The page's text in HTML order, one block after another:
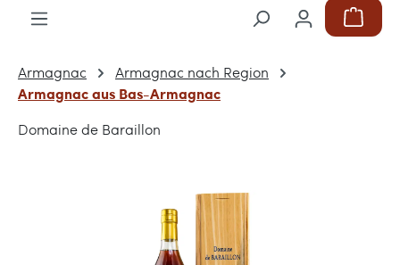
Armagnac Armagnac nach Region
Armagnac aus Bas-Armagnac
Domaine de Baraillon